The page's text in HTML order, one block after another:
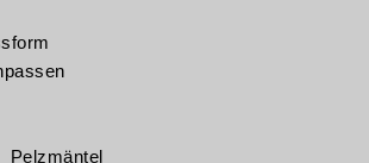
Pelzmäntel